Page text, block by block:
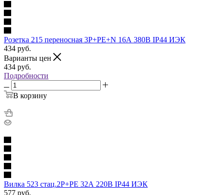
Розетка 215 переносная 3Р+РЕ+N 16А 380В IP44 ИЭК
434 руб.
Варианты цен
434 руб.
Подробности
В корзину
Вилка 523 стац.2Р+РЕ 32А 220В IP44 ИЭК
577 руб.